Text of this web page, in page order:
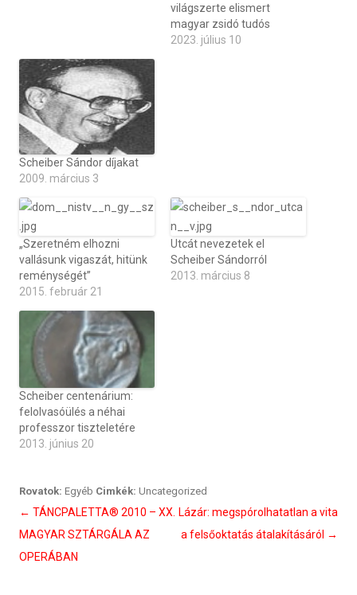
világszerte elismert
magyar zsidó tudós
2023. július 10
Scheiber Sándor díjakat
2009. március 3
„Szeretném elhozni
vallásunk vigaszát, hitünk
reménységét”
2015. február 21
Utcát nevezetek el
Scheiber Sándorról
2013. március 8
Scheiber centenárium:
felolvasóülés a néhai
professzor tiszteletére
2013. június 20
Rovatok: Egyéb Cimkék: Uncategorized
Bejegyzés
navigáció
← TÁNCPALETTA® 2010 – XX.
MAGYAR SZTÁRGÁLA AZ
OPERÁBAN
Lázár: megspórolhatatlan a vita
a felsőoktatás átalakításáról →